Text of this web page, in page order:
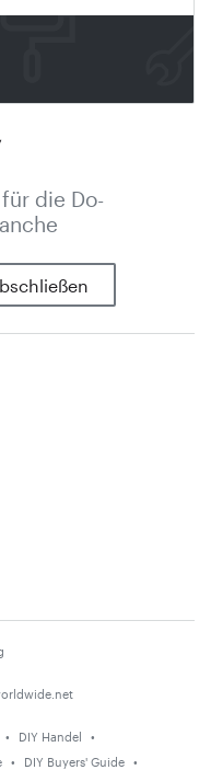
die Do-
DIY Handel
DIY Buyers' Guide